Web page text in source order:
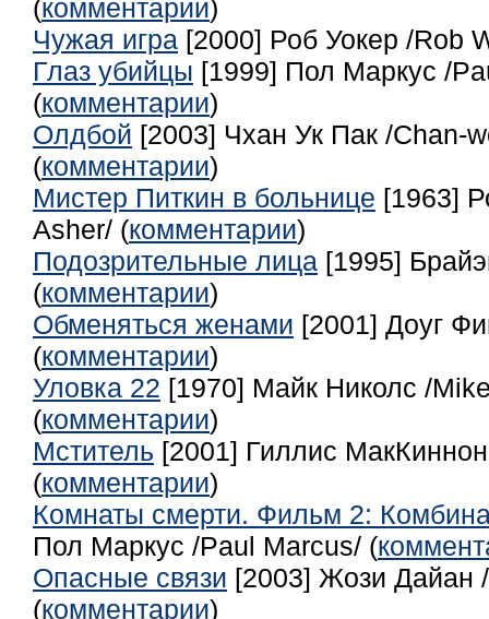
(комментарии)
Чужая игра [2000] Роб Уокер /Rob
Глаз убийцы [1999] Пол Маркус /
(комментарии)
Олдбой [2003] Чхан Ук Пак /Chan-
(комментарии)
Мистер Питкин в больнице [1963]
Asher/ (комментарии)
Подозрительные лица [1995]
(комментарии)
Обменяться женами [2001] Доуг
(комментарии)
Уловка 22 [1970] Майк Николс /
(комментарии)
Мститель [2001] Гиллис
(комментарии)
Комнаты смерти. Фильм 2:
Пол Маркус /Paul Marcus/ (
Опасные связи [2003] Жози Дайан
(комментарии)